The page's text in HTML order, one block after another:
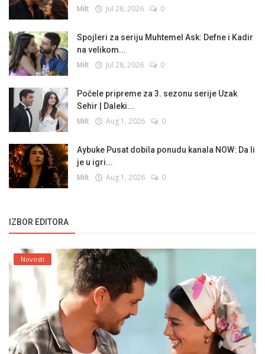
Milt Jul 28, 2026 0
Spojleri za seriju Muhtemel Ask: Defne i Kadir
na velikom...
Milt Jul 28, 2026 0
Počele pripreme za 3. sezonu serije Uzak
Sehir | Daleki...
Milt Aug 1, 2026 0
Aybuke Pusat dobila ponudu kanala NOW: Da li
je u igri...
Milt Aug 1, 2026 0
IZBOR EDITORA
Novosti